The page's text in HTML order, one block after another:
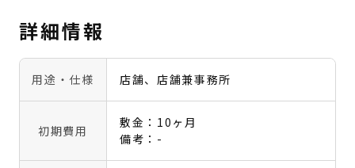
詳細情報
用途・仕様 店舗、店舗兼事務所
初期費用
敷金：10ヶ月
備考：-